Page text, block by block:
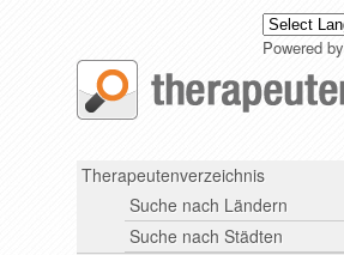
Powered by
Therapeutenverzeichnis
Suche nach Ländern
Suche nach Städten